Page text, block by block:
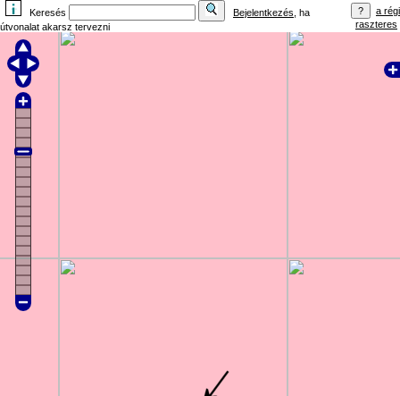
Keresés Bejelentkezés , ha
útvonalat akarsz tervezni
a régi
raszteres